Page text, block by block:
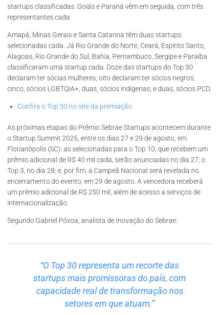
startups classificadas. Goiás e Paraná vêm em seguida, com três
representantes cada.
Amapá, Minas Gerais e Santa Catarina têm duas startups
selecionadas cada. Já Rio Grande do Norte, Ceará, Espírito Santo,
Alagoas, Rio Grande do Sul, Bahia, Pernambuco, Sergipe e Paraíba
classificaram uma startup cada. Doze das startups do Top 30
declaram ter sócias mulheres; oito declaram ter sócios negros;
cinco, sócios LGBTQIA+; duas, sócios indígenas; e duas, sócios PCD.
Confira o Top 30 no site da premiação
As próximas etapas do Prêmio Sebrae Startups acontecem durante
o Startup Summit 2025, entre os dias 27 e 29 de agosto, em
Florianópolis (SC): as selecionadas para o Top 10, que recebem um
prêmio adicional de R$ 40 mil cada, serão anunciadas no dia 27; o
Top 3, no dia 28; e, por fim, a Campeã Nacional será revelada no
encerramento do evento, em 29 de agosto. A vencedora receberá
um prêmio adicional de R$ 250 mil, além de acesso a serviços de
internacionalização.
Segundo Gabriel Póvoa, analista de Inovação do Sebrae:
“O Top 30 representa um recorte das
startups mais promissoras do país, com
capacidade real de transformação nos
setores em que atuam.”